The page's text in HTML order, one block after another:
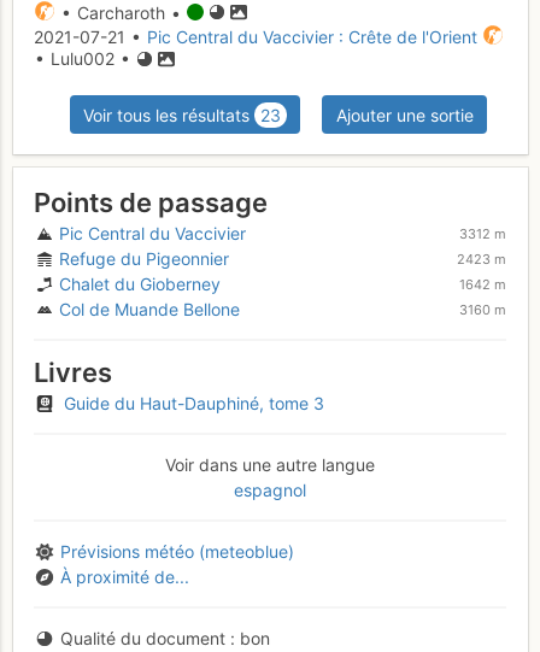
• Carcharoth •
2021-07-21 • Pic Central du Vaccivier : Crête de l'Orient
• Lulu002 •
Voir tous les résultats 23 Ajouter une sortie
Points de passage
Pic Central du Vaccivier 3312 m
Refuge du Pigeonnier 2423 m
Chalet du Gioberney 1642 m
Col de Muande Bellone 3160 m
Livres
Guide du Haut-Dauphiné, tome 3
Voir dans une autre langue
espagnol
Prévisions météo (meteoblue)
À proximité de...
Qualité du document bon